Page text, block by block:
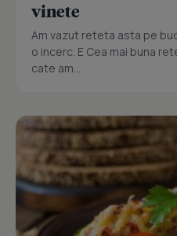
vinete
Am vazut reteta asta pe
o incerc. E Cea mai buna
cate am...